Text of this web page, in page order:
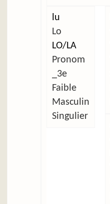
lu
Lo
LO/LA
Pronom
_3e
Faible
Masculin
Singulier